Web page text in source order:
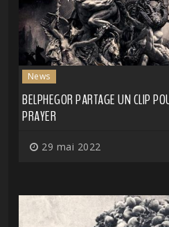
News
BELPHEGOR PARTAGE UN CLIP
PRAYER
29 mai 2022